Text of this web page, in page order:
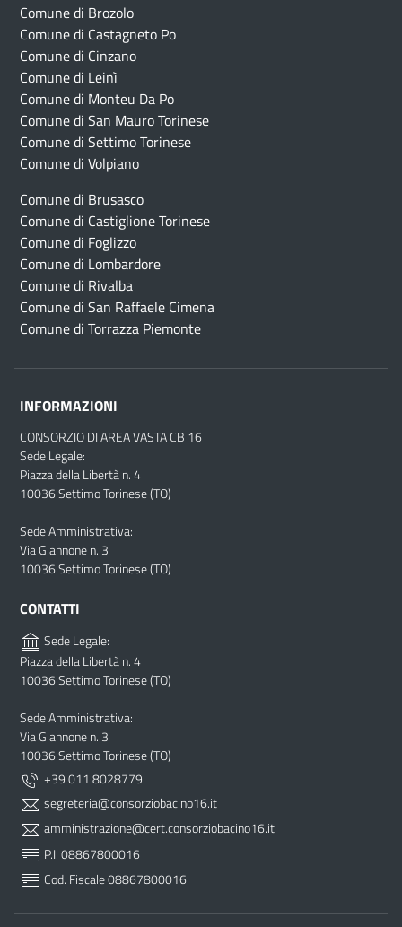
Comune di Brozolo
Comune di Castagneto Po
Comune di Cinzano
Comune di Leinì
Comune di Monteu Da Po
Comune di San Mauro Torinese
Comune di Settimo Torinese
Comune di Volpiano
Comune di Brusasco
Comune di Castiglione Torinese
Comune di Foglizzo
Comune di Lombardore
Comune di Rivalba
Comune di San Raffaele Cimena
Comune di Torrazza Piemonte
INFORMAZIONI
CONSORZIO DI AREA VASTA CB 16
Sede Legale:
Piazza della Libertà n. 4
10036 Settimo Torinese (TO)
Sede Amministrativa:
Via Giannone n. 3
10036 Settimo Torinese (TO)
CONTATTI
Sede Legale:
Piazza della Libertà n. 4
10036 Settimo Torinese (TO)
Sede Amministrativa:
Via Giannone n. 3
10036 Settimo Torinese (TO)
+39 011 8028779
segreteria@consorziobacino16.it
amministrazione@cert.consorziobacino16.it
P.I. 08867800016
Cod. Fiscale 08867800016